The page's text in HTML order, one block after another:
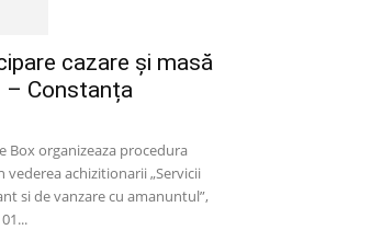
cazare și masă
– Constanța
Box organizeaza procedura
achizitionarii „Servicii
si de vanzare cu amanuntul”,